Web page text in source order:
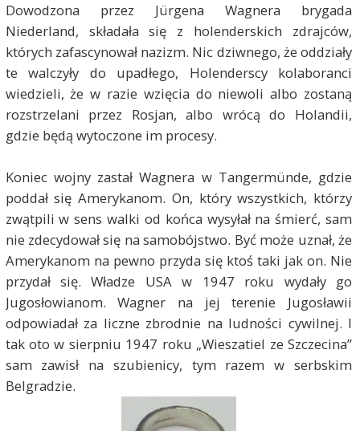
Dowodzona przez Jürgena Wagnera brygada
Niederland, składała się z holenderskich zdrajców,
których zafascynował nazizm. Nic dziwnego, że oddziały
te walczyły do upadłego, Holenderscy kolaboranci
wiedzieli, że w razie wzięcia do niewoli albo zostaną
rozstrzelani przez Rosjan, albo wrócą do Holandii,
gdzie będą wytoczone im procesy.
Koniec wojny zastał Wagnera w Tangermünde, gdzie
poddał się Amerykanom. On, który wszystkich, którzy
zwątpili w sens walki od końca wysyłał na śmierć, sam
nie zdecydował się na samobójstwo. Być może uznał, że
Amerykanom na pewno przyda się ktoś taki jak on. Nie
przydał się. Władze USA w 1947 roku wydały go
Jugosłowianom. Wagner na jej terenie Jugosławii
odpowiadał za liczne zbrodnie na ludności cywilnej. I
tak oto w sierpniu 1947 roku „Wieszatiel ze Szczecina”
sam zawisł na szubienicy, tym razem w serbskim
Belgradzie.